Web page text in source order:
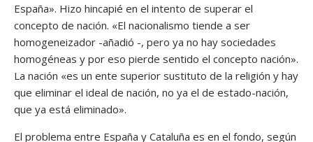
España». Hizo hincapié en el intento de superar el
concepto de nación. «El nacionalismo tiende a ser
homogeneizador -añadió -, pero ya no hay sociedades
homogéneas y por eso pierde sentido el concepto nación».
La nación «es un ente superior sustituto de la religión y hay
que eliminar el ideal de nación, no ya el de estado-nación,
que ya está eliminado».
El problema entre España y Cataluña es en el fondo, según